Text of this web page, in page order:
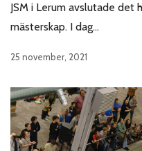
JSM i Lerum avslutade det
mästerskap. I dag…
25 november, 2021